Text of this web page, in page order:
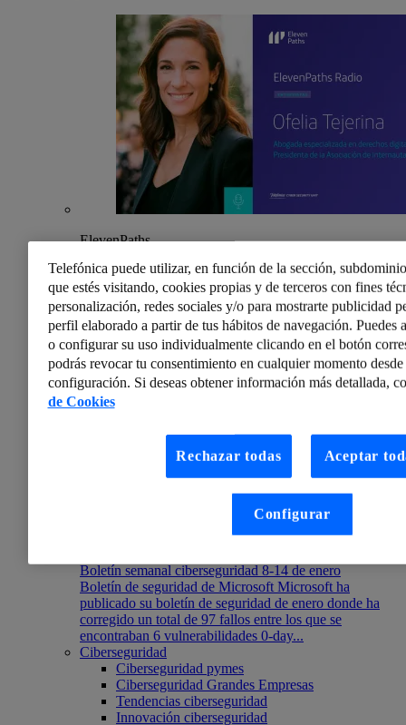
ElevenPaths
En este episodio hablamos con Ofelia Tejerina,
abogada especializada en derechos digitales y
presidenta de la Asociación de Internautas.
Boletín semanal ciberseguridad 8-14 de enero
Boletín de seguridad de Microsoft Microsoft ha
publicado su boletín de seguridad de enero donde ha
corregido un total de 97 fallos entre los que se
encontraban 6 vulnerabilidades 0-day...
Ciberseguridad
Ciberseguridad pymes
Ciberseguridad Grandes Empresas
Tendencias ciberseguridad
Innovación ciberseguridad
Telefónica puede utilizar, en función de la sección,
que estés visitando, cookies propias y de terceros con fines
personalización, redes sociales y/o para mostrarte publicidad
perfil elaborado a partir de tus hábitos de navegación. Puedes
o configurar su uso individualmente clicando en el botón
podrás revocar tu consentimiento en cualquier momento
configuración. Si deseas obtener información más detallada,
de Cookies
Rechazar todas Aceptar
Configurar